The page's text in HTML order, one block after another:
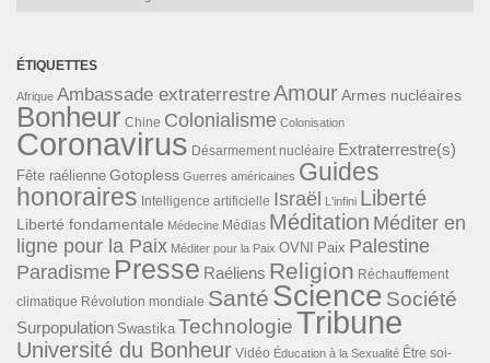
ÉTIQUETTES
Afrique Ambassade extraterrestreAmourArmes nucléaires
Bonheur Chine Colonialisme Colonisation
Coronavirus Désarmement nucléaire Extraterrestre(s)
Fête raélienne Gotopless Guerres américaines Guides
honoraires Intelligence artificielle Israël L'infini Liberté
Liberté fondamentale Médecine Médias Méditation Méditer en
ligne pour la Paix Méditer pour la Paix OVNI Paix Palestine
Paradisme Presse Raéliens Religion Réchauffement
climatique Révolution mondiale Santé Science Société
Surpopulation Swastika TechnologieTribune
Université du Bonheur Vidéo Éducation à la Sexualité Être soi-